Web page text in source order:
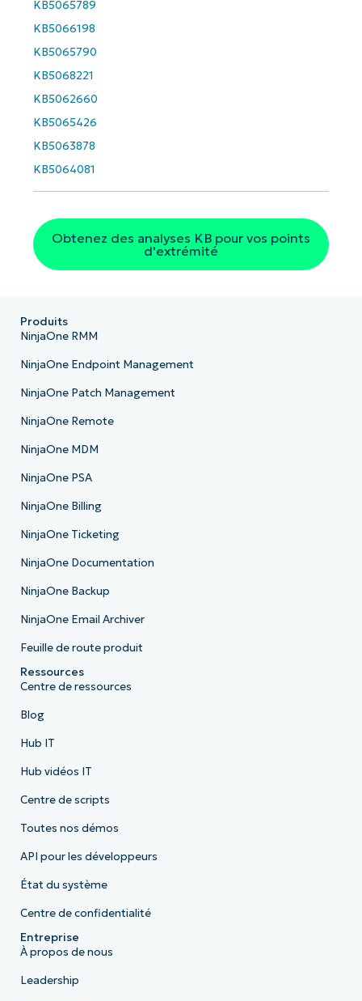
KB5065789
KB5066198
KB5065790
KB5068221
KB5062660
KB5065426
KB5063878
KB5064081
Obtenez des analyses KB pour vos points
d'extrémité
email*
Phone
name*
Produits
NinjaOne RMM
NinjaOne Endpoint Management
NinjaOne Patch Management
NinjaOne Remote
NinjaOne MDM
NinjaOne PSA
NinjaOne Billing
NinjaOne Ticketing
NinjaOne Documentation
NinjaOne Backup
NinjaOne Email Archiver
Feuille de route produit
Ressources
Centre de ressources
Blog
Hub IT
Hub vidéos IT
Centre de scripts
Toutes nos démos
API pour les développeurs
État du système
Centre de confidentialité
Entreprise
À propos de nous
Leadership